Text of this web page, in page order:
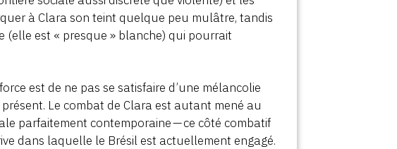
à Clara son teint quelque peu mulâtre, tandis
(elle est « presque » blanche) qui pourrait
est de ne pas se satisfaire d’une mélancolie
Le combat de Clara est autant mené au
parfaitement contemporaine — ce côté combatif
dans laquelle le Brésil est actuellement engagé.